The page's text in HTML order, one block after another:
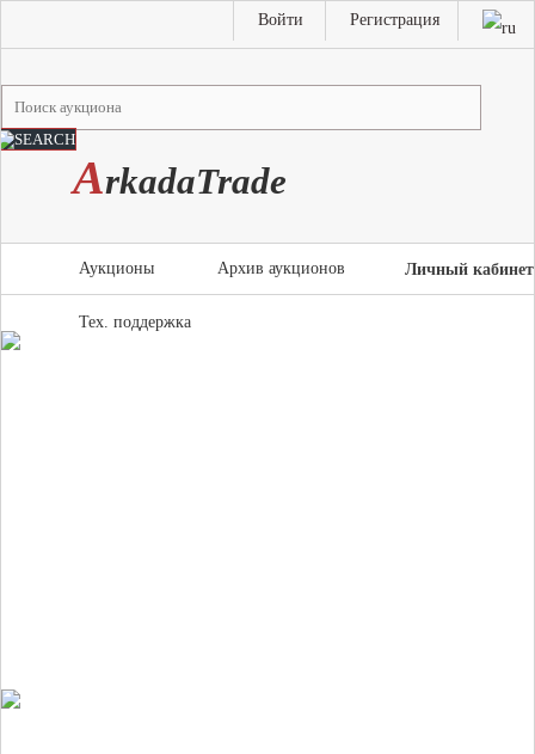
Войти Регистрация
ArkadaTrade
Личный кабинет
Аукционы Архив аукционов
Тех. поддержка